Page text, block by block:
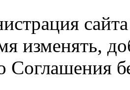
изменять,
Соглашения